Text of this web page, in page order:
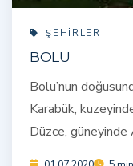
ŞEHIRLER
BOLU
Bolu’nun
Karabük,
Düzce, güneyinde